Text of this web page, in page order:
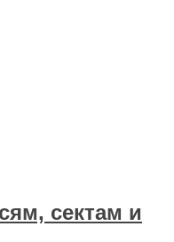
сектам и